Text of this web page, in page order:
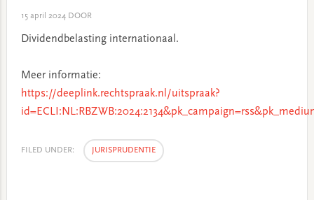
15 april 2024DOOR
Dividendbelasting internationaal.
Meer informatie:
https://deeplink.rechtspraak.nl/uitspraak?
FILED UNDER: JURISPRUDENTIE